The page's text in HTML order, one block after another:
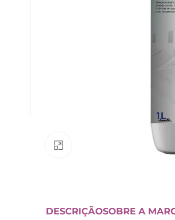
DESCRIÇÃOSOBRE A